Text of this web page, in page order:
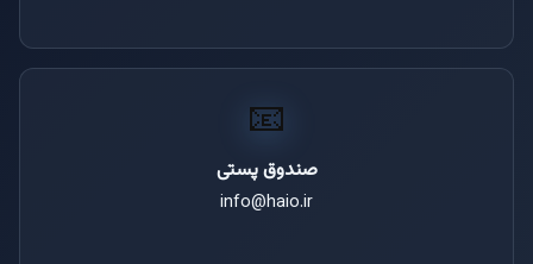
📧
صندوق پستی
info@haio.ir